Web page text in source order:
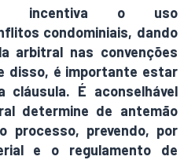
incentiva o uso
condominiais, dando
arbitral nas convenções
disso, é importante estar
É aconselhável
determine de antemão
processo, prevendo, por
e o regulamento de